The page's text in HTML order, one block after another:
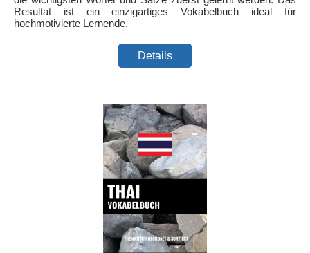
Resultat ist ein einzigartiges Vokabelbuch ideal für
hochmotivierte Lernende.
Details